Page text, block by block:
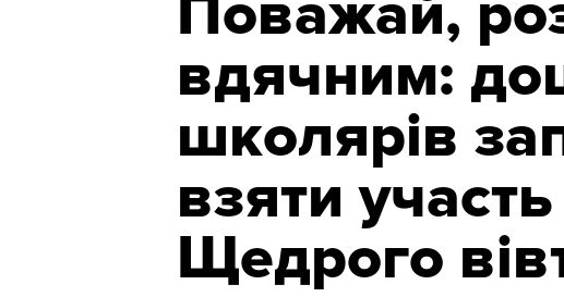
вдячним:
школярів
взяти
Щедрого